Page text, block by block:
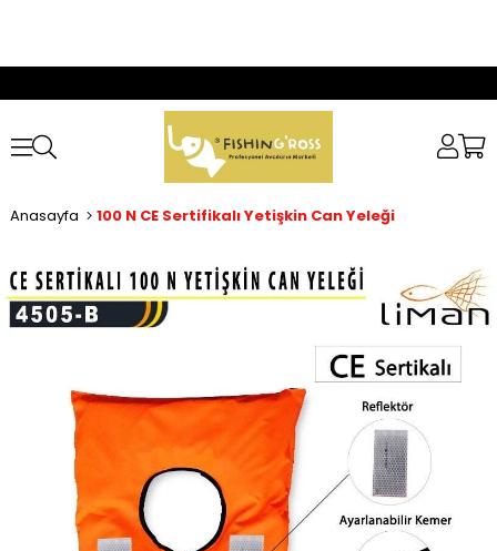
Anasayfa 100 N CE Sertifikalı Yetişkin Can Yeleği